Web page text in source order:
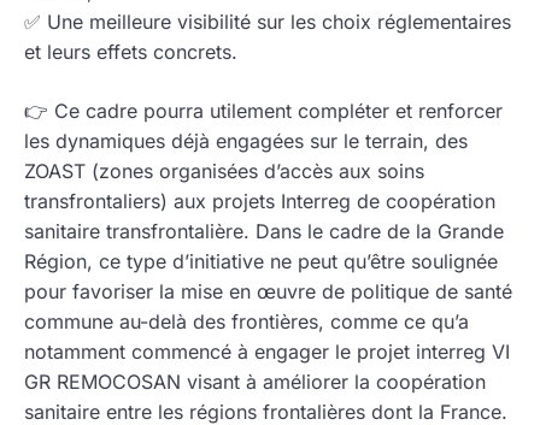
✅ Une meilleure visibilité sur les choix réglementaires
et leurs effets concrets.
👉 Ce cadre pourra utilement compléter et renforcer
les dynamiques déjà engagées sur le terrain, des
ZOAST (zones organisées d’accès aux soins
transfrontaliers) aux projets Interreg de coopération
sanitaire transfrontalière. Dans le cadre de la Grande
Région, ce type d’initiative ne peut qu’être soulignée
pour favoriser la mise en œuvre de politique de santé
commune au-delà des frontières, comme ce qu’a
notamment commencé à engager le projet interreg VI
GR REMOCOSAN visant à améliorer la coopération
sanitaire entre les régions frontalières dont la France.